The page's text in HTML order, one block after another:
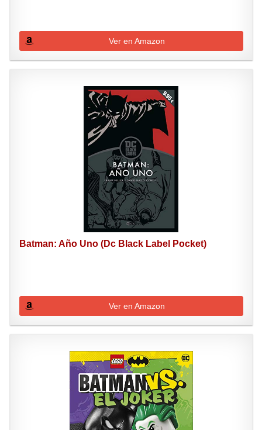
Ver en Amazon
Batman: Año Uno (Dc Black Label Pocket)
Ver en Amazon